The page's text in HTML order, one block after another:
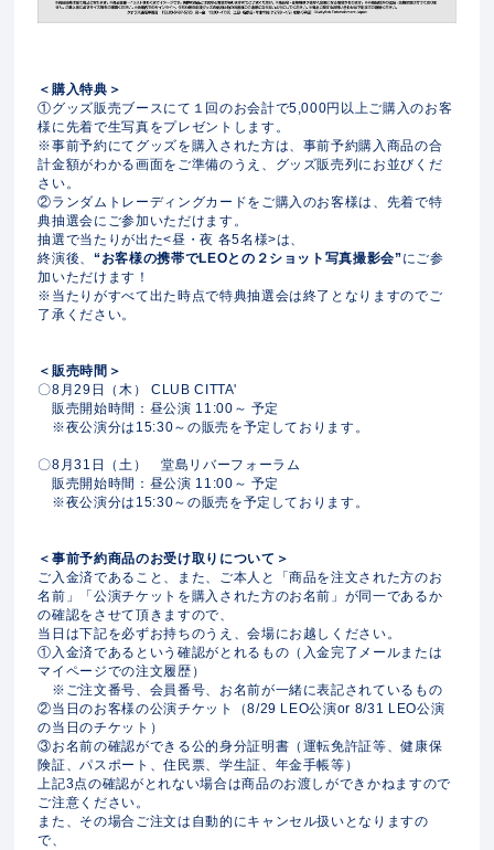
＜購入特典＞
①グッズ販売ブースにて１回のお会計で5,000円以上ご購入のお客
様に先着で生写真をプレゼントします。
※事前予約にてグッズを購入された方は、事前予約購入商品の合
計金額がわかる画面をご準備のうえ、グッズ販売列にお並びくだ
さい。
②ランダムトレーディングカードをご購入のお客様は、先着で特
典抽選会にご参加いただけます。
抽選で当たりが出た<昼・夜 各5名様>は、
終演後、“お客様の携帯でLEOとの２ショット写真撮影会”にご参
加いただけます！
※当たりがすべて出た時点で特典抽選会は終了となりますのでご
了承ください。
＜販売時間＞
〇8月29日（木） CLUB CITTA'
販売開始時間：昼公演 11:00～ 予定
※夜公演分は15:30～の販売を予定しております。
〇8月31日（土） 堂島リバーフォーラム
販売開始時間：昼公演 11:00～ 予定
※夜公演分は15:30～の販売を予定しております。
＜事前予約商品のお受け取りについて＞
ご入金済であること、また、ご本人と「商品を注文された方のお
名前」「公演チケットを購入された方のお名前」が同一であるか
の確認をさせて頂きますので、
当日は下記を必ずお持ちのうえ、会場にお越しください。
①入金済であるという確認がとれるもの（入金完了メールまたは
マイページでの注文履歴）
※ご注文番号、会員番号、お名前が一緒に表記されているもの
②当日のお客様の公演チケット（8/29 LEO公演or 8/31 LEO公演
の当日のチケット）
③お名前の確認ができる公的身分証明書（運転免許証等、健康保
険証、パスポート、住民票、学生証、年金手帳等）
上記3点の確認がとれない場合は商品のお渡しができかねますので
ご注意ください。
また、その場合ご注文は自動的にキャンセル扱いとなりますの
で、